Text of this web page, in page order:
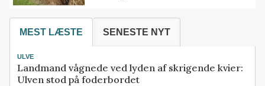
MEST LÆSTE SENESTE NYT
ULVE
Landmand vågnede ved lyden af skrigende kvier:
Ulven stod på foderbordet